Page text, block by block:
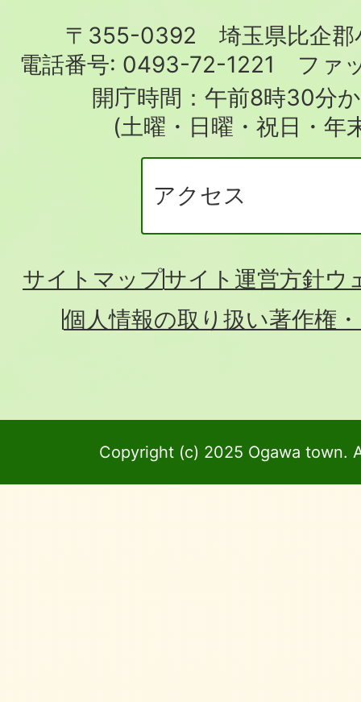
役
場
〒355-0392 埼玉県比企郡
電話番号: 0493-72-1221
ファ
開庁時間：午前8時30分
(土曜・日曜・祝日・年
アクセス
サイトマップサイト運営方針ウ
個人情報の取り扱い著作権
Copyright (c) 2025 Ogawa town.